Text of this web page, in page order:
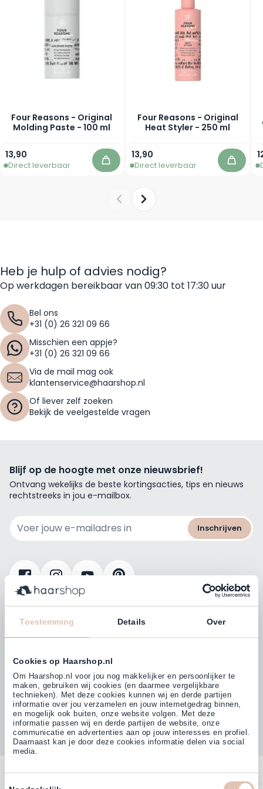
Toestemming Details Over
Cookies op Haarshop.nl
Om Haarshop.nl voor jou nog makkelijker en persoonlijker te
maken, gebruiken wij cookies (en daarmee vergelijkbare
technieken). Met deze cookies kunnen wij en derde partijen
informatie over jou verzamelen en jouw internetgedrag binnen,
en mogelijk ook buiten, onze website volgen. Met deze
informatie passen wij en derde partijen de website, onze
communicatie en advertenties aan op jouw interesses en profiel.
Daarnaast kan je door deze cookies informatie delen via social
media.
Four Reasons - Original
Molding Paste - 100 ml
13,90
Direct leverbaar In winkelwagen
Four Reasons - Original
Heat Styler - 250 ml
13,90
Direct leverbaar In
Heb je hulp of advies nodig?
Op werkdagen bereikbaar van 09:30 tot 17:30 uur
Bel ons
+31 (0) 26 321 09 66
Misschien een appje?
+31 (0) 26 321 09 66
Via de mail mag ook
klantenservice@haarshop.nl
Of liever zelf zoeken
Bekijk de veelgestelde vragen
Contact
Blijf op de hoogte met onze nieuwsbrief!
Ontvang wekelijks de beste kortingsacties, tips en nieuws
rechtstreeks in jou e-mailbox.
Inschrijven
4,77 (38.000+)